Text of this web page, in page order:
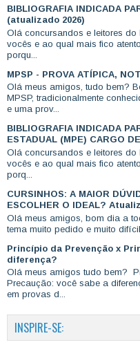
BIBLIOGRAFIA INDICADA
(atualizado 2026)
Olá concursandos e leitores
vocês e ao qual mais fico
porqu...
MPSP - PROVA ATÍPICA,
Olá meus amigos, tudo bem?
MPSP, tradicionalmente
e uma prov...
BIBLIOGRAFIA INDICADA
ESTADUAL (MPE) CARGO
Olá concursandos e leitores
vocês e ao qual mais fico
porq...
CURSINHOS: A MAIOR
ESCOLHER O IDEAL?
Olá meus amigos, bom dia a
tema muito pedido e muito
Princípio da Prevenção x
diferença?
Olá meus amigos tudo bem?
Precaução: você sabe a
em provas d...
INSPIRE-SE: